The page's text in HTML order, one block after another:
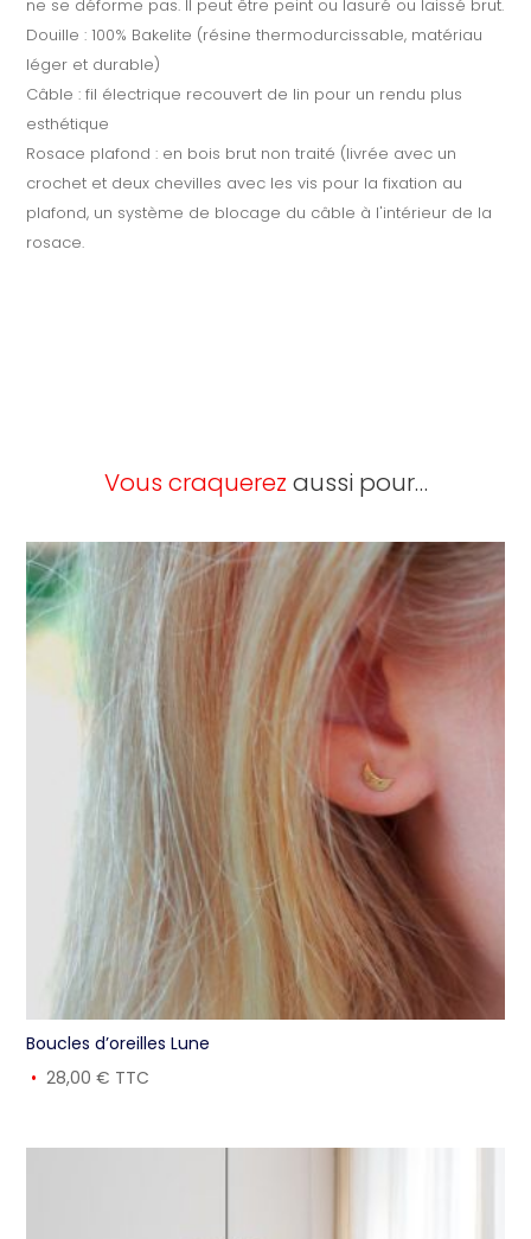
ne se déforme pas. Il peut être peint ou lasuré ou laissé brut.
Douille : 100% Bakelite (résine thermodurcissable, matériau
léger et durable)
Câble : fil électrique recouvert de lin pour un rendu plus
esthétique
Rosace plafond : en bois brut non traité (livrée avec un
crochet et deux chevilles avec les vis pour la fixation au
plafond, un système de blocage du câble à l'intérieur de la
rosace.
Vous craquerez aussi pour…
Boucles d’oreilles Lune
28,00 € TTC